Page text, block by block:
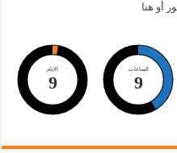
أو هنا
الايام
9
الساعات
9